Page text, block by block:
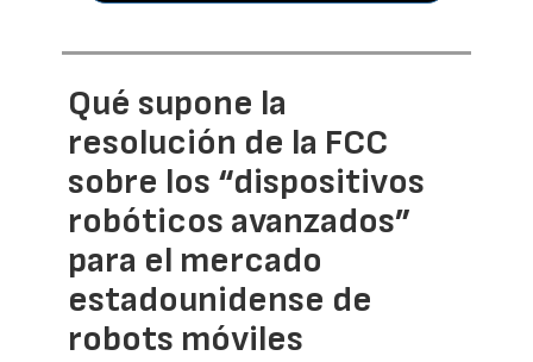
Qué supone la
resolución de la FCC
sobre los “dispositivos
robóticos avanzados”
para el mercado
estadounidense de
robots móviles